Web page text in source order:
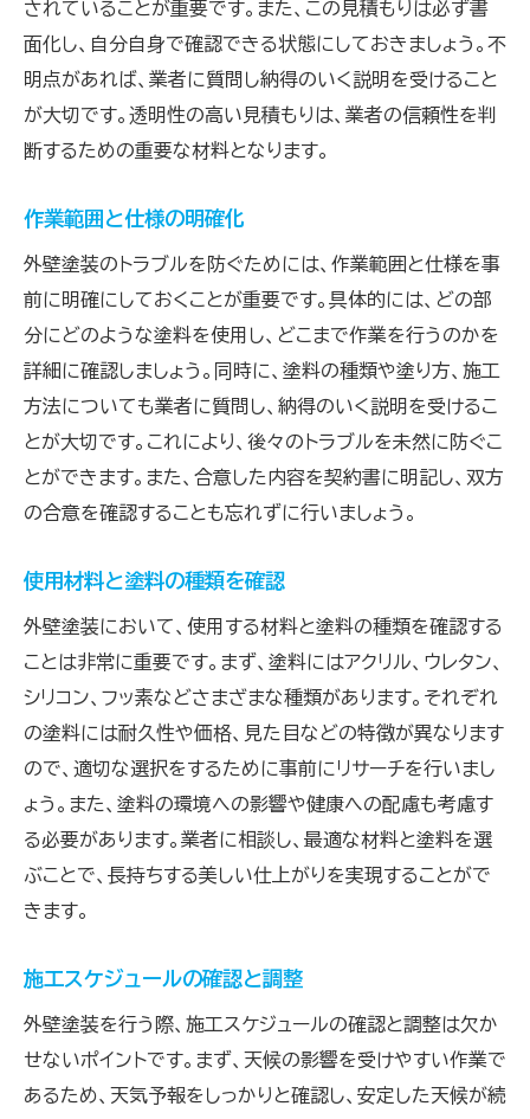
されていることが重要です。また、この見積もりは必ず書
面化し、自分自身で確認できる状態にしておきましょう。不
明点があれば、業者に質問し納得のいく説明を受けること
が大切です。透明性の高い見積もりは、業者の信頼性を判
断するための重要な材料となります。
作業範囲と仕様の明確化
外壁塗装のトラブルを防ぐためには、作業範囲と仕様を事
前に明確にしておくことが重要です。具体的には、どの部
分にどのような塗料を使用し、どこまで作業を行うのかを
詳細に確認しましょう。同時に、塗料の種類や塗り方、施工
方法についても業者に質問し、納得のいく説明を受けるこ
とが大切です。これにより、後々のトラブルを未然に防ぐこ
とができます。また、合意した内容を契約書に明記し、双方
の合意を確認することも忘れずに行いましょう。
使用材料と塗料の種類を確認
外壁塗装において、使用する材料と塗料の種類を確認する
ことは非常に重要です。まず、塗料にはアクリル、ウレタン、
シリコン、フッ素などさまざまな種類があります。それぞれ
の塗料には耐久性や価格、見た目などの特徴が異なります
ので、適切な選択をするために事前にリサーチを行いまし
ょう。また、塗料の環境への影響や健康への配慮も考慮す
る必要があります。業者に相談し、最適な材料と塗料を選
ぶことで、長持ちする美しい仕上がりを実現することがで
きます。
施工スケジュールの確認と調整
外壁塗装を行う際、施工スケジュールの確認と調整は欠か
せないポイントです。まず、天候の影響を受けやすい作業で
あるため、天気予報をしっかりと確認し、安定した天候が続